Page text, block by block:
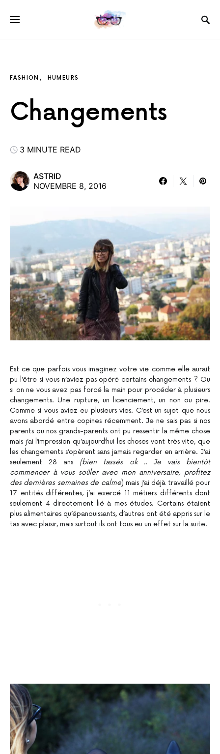
FASHION HUMEURS
Changements
3 MINUTE READ
ASTRID
NOVEMBRE 8, 2016
Est ce que parfois vous imaginez votre vie comme elle aurait
pu l’être si vous n’aviez pas opéré certains changements ? Ou
si on ne vous avez pas forcé la main pour procéder à plusieurs
changements. Une rupture, un licenciement, un non ou pire.
Comme si vous aviez eu plusieurs vies. C’est un sujet que nous
avons abordé entre copines récemment. Je ne sais pas si nos
parents ou nos grands-parents ont pu ressentir la même chose
mais j’ai l’impression qu’aujourd’hui les choses vont très vite, que
les changements s’opèrent sans jamais regarder en arrière. J’ai
seulement 28 ans (bien tassés ok .. Je vais bientôt
commencer à vous soûler avec mon anniversaire, profitez
des dernières semaines de calme) mais j’ai déjà travaillé pour
17 entités différentes, j’ai exercé 11 métiers différents dont
seulement 4 directement lié à mes études. Certains étaient
plus alimentaires qu’épanouissants, d’autres ont été appris sur le
tas avec plaisir, mais surtout ils ont tous eu un effet sur la suite.